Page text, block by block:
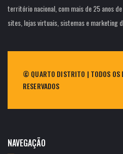
território nacional, com mais de 25 anos
sites, lojas virtuais, sistemas e marketing
© QUARTO DISTRITO | TODOS OS
RESERVADOS
NAVEGAÇÃO